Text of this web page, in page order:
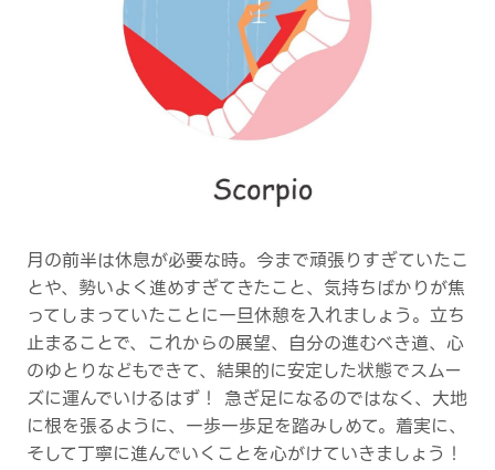
月の前半は休息が必要な時。今まで頑張りすぎていたこ
とや、勢いよく進めすぎてきたこと、気持ちばかりが焦
ってしまっていたことに一旦休憩を入れましょう。立ち
止まることで、これからの展望、自分の進むべき道、心
のゆとりなどもできて、結果的に安定した状態でスムー
ズに運んでいけるはず！ 急ぎ足になるのではなく、大地
に根を張るように、一歩一歩足を踏みしめて。着実に、
そして丁寧に進んでいくことを心がけていきましょう！